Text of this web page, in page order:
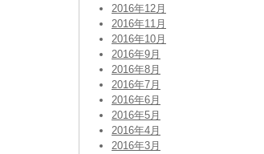
2016年12月
2016年11月
2016年10月
2016年9月
2016年8月
2016年7月
2016年6月
2016年5月
2016年4月
2016年3月